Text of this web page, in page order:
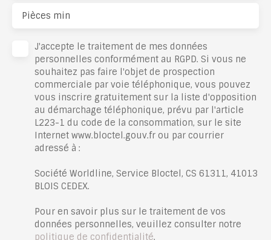
Pièces min
J'accepte le traitement de mes données
personnelles conformément au RGPD. Si vous ne
souhaitez pas faire l'objet de prospection
commerciale par voie téléphonique, vous pouvez
vous inscrire gratuitement sur la liste d'opposition
au démarchage téléphonique, prévu par l'article
L223-1 du code de la consommation, sur le site
Internet www.bloctel.gouv.fr ou par courrier
adressé à :
Société Worldline, Service Bloctel, CS 61311, 41013
BLOIS CEDEX.
Pour en savoir plus sur le traitement de vos
données personnelles, veuillez consulter notre
politique de confidentialité.